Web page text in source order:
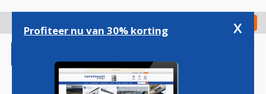
gaan
Check in
Profiteer nu van 30% korting x